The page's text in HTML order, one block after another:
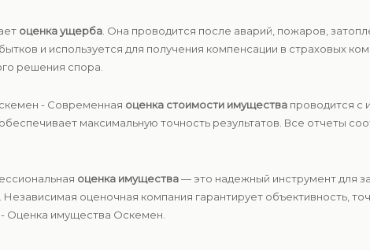
оценка ущерба . Она проводится после аварий, пожаров,
и используется для получения компенсации в страховых
решения спора.
- Современная оценка стоимости имущества проводится с
максимальную точность результатов. Все отчеты
оценка имущества— это надежный инструмент для
Независимая оценочная компания гарантирует объективность,
Оценка имущества Оскемен.